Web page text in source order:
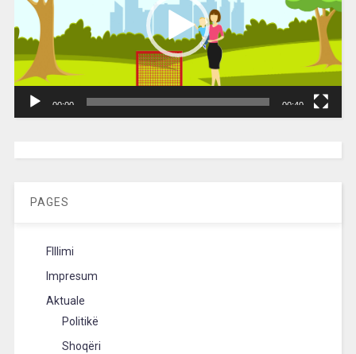
00:00 00:40
PAGES
FIllimi
Impresum
Aktuale
Politikë
Shoqëri